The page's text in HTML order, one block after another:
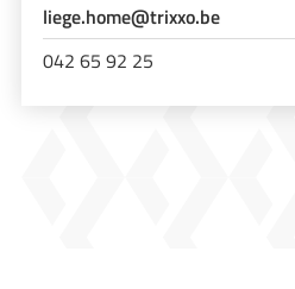
liege.home@trixxo.be
042 65 92 25